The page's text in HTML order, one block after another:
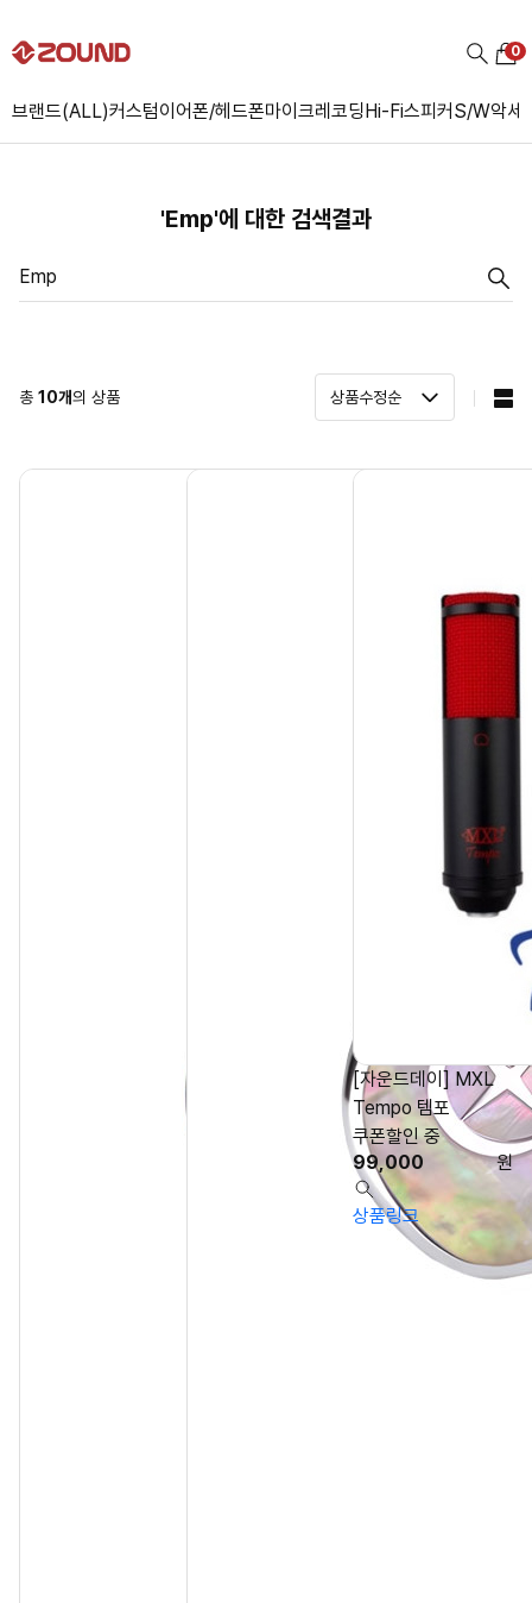
브랜드(ALL)커스텀이어폰/헤드폰마이크레코딩Hi-Fi스피커S/W악세
0
'Emp'에 대한 검색결과
총 10개의 상품
[자운드데이] MXL
Tempo 템포
쿠폰할인 중
99,000
원
상품링크